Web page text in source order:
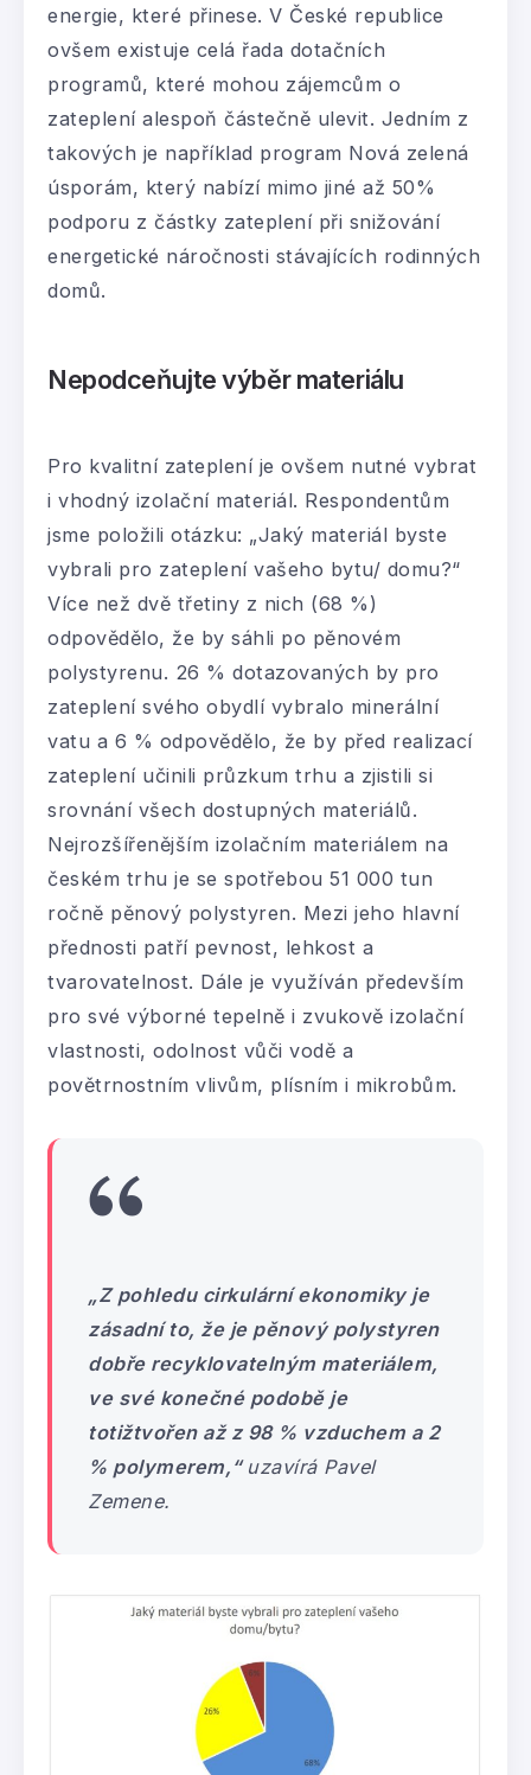
energie, které přinese. V České republice
ovšem existuje celá řada dotačních
programů, které mohou zájemcům o
zateplení alespoň částečně ulevit. Jedním z
takových je například program Nová zelená
úsporám, který nabízí mimo jiné až 50%
podporu z částky zateplení při snižování
energetické náročnosti stávajících rodinných
domů.
Nepodceňujte výběr materiálu
Pro kvalitní zateplení je ovšem nutné vybrat
i vhodný izolační materiál. Respondentům
jsme položili otázku: „Jaký materiál byste
vybrali pro zateplení vašeho bytu/ domu?“
Více než dvě třetiny z nich (68 %)
odpovědělo, že by sáhli po pěnovém
polystyrenu. 26 % dotazovaných by pro
zateplení svého obydlí vybralo minerální
vatu a 6 % odpovědělo, že by před realizací
zateplení učinili průzkum trhu a zjistili si
srovnání všech dostupných materiálů.
Nejrozšířenějším izolačním materiálem na
českém trhu je se spotřebou 51 000 tun
ročně pěnový polystyren. Mezi jeho hlavní
přednosti patří pevnost, lehkost a
tvarovatelnost. Dále je využíván především
pro své výborné tepelně i zvukově izolační
vlastnosti, odolnost vůči vodě a
povětrnostním vlivům, plísním i mikrobům.
„Z pohledu cirkulární ekonomiky je
zásadní to, že je pěnový polystyren
dobře recyklovatelným materiálem,
ve své konečné podobě je
totižtvořen až z 98 % vzduchem a 2
% polymerem,“ uzavírá Pavel
Zemene.